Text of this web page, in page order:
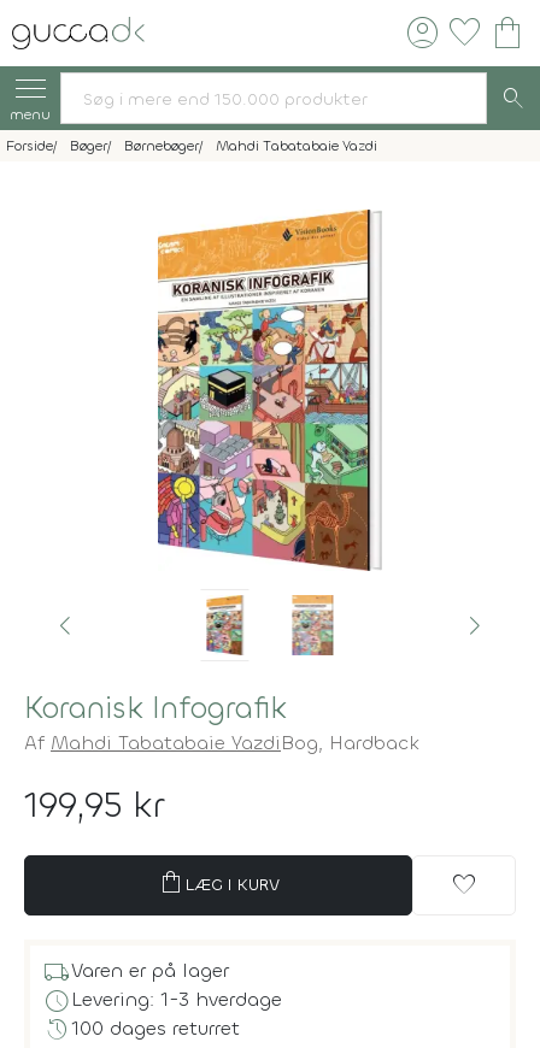
account_circle favorite shopping_bag
menu search
Forside Bøger Børnebøger Mahdi Tabatabaie Yazdi
Koranisk Infografik
Af Mahdi Tabatabaie YazdiBog, Hardback
199,95 kr
shopping_bag LÆG I KURV favorite
local_shippingVaren er på lager
scheduleLevering: 1-3 hverdage
history100 dages returret